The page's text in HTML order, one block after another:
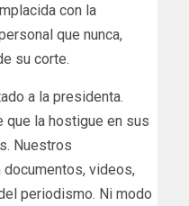
con la
que nunca,
su corte.
a la presidenta.
que la hostigue en sus
Nuestros
videos,
periodismo. Ni modo